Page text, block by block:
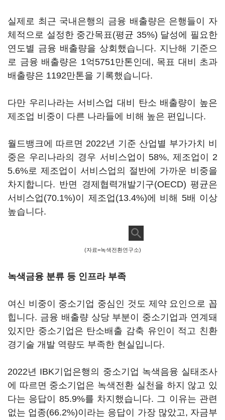
실제로 최근 국내은행의 금융 배출량은 은행들이 자
체적으로 설정한 중간목표(평균 35%) 달성에 필요한
연도별 금융 배출량을 상회했습니다. 지난해 기준으
로 금융 배출량은 1억5751만톤인데, 목표 대비 초과
배출량은 1192만톤을 기록했습니다.
다만 우리나라는 서비스업 대비 탄소 배출량이 높은
제조업 비중이 다른 나라들에 비해 높은 편입니다.
월드뱅크에 따르면 2022년 기준 산업별 부가가치 비
중은 우리나라의 경우 서비스업이 58%, 제조업이 2
5.6%로 제조업이 서비스업의 절반에 가까운 비중을
차지합니다. 반면 경제협력개발기구(OECD) 평균은
서비스업(70.1%)이 제조업(13.4%)에 비해 5배 이상
높습니다.
(자료=녹색전환연구소)
녹색금융 분류 등 인프라 부족
여신 비중이 중소기업 중심인 것도 제약 요인으로 꼽
힙니다. 금융 배출량 상당 부분이 중소기업과 연계돼
있지만 중소기업은 탄소배출 감축 유인이 적고 친환
경기술 개발 역량도 부족한 현실입니다.
2022년 IBK기업은행의 중소기업 녹색음융 실태조사
에 따르면 중소기업은 녹색전환 실천을 하지 않고 있
다는 응답이 85.9%를 차지했습니다. 그 이유는 관련
없는 업종(66.2%)이라는 응답이 가장 많았고, 자금부